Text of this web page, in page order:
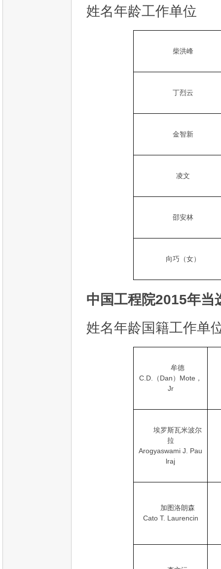
姓名年龄工作单位
柴洪峰
丁烈云
金智新
凌文
邵安林
向巧（女）
中国工程院2015年当
姓名年龄国籍工作单
牟德
C.D.（Dan）Mote，
Jr
埃罗斯瓦米波尔
拉
Arogyaswami J. Pau
lraj
加图洛朗森
Cato T. Laurencin